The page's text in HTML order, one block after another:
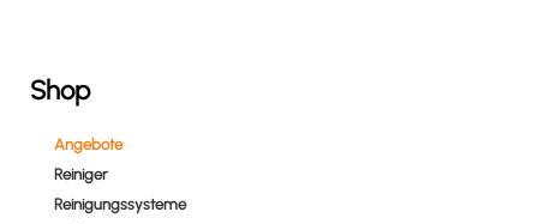
Shop
Angebote
Reiniger
Reinigungssysteme